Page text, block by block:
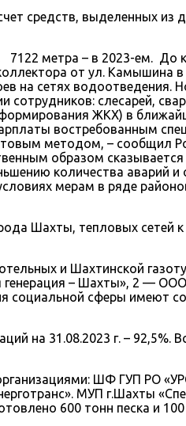
средств, выделенных из
метра – в 2023-ем. До
от ул. Камышина
на сетях водоотведения.
слесарей,
ЖКХ) в
востребованным
методом, – сообщил
образом
количества аварий и
мерам в ряде
Шахты, тепловых сетей
и Шахтинской
– Шахты», 2 —
социальной сферы имеют
на 31.08.2023 г. – 92,5%.
ШФ ГУП РО
МУП г.Шахты
600 тонн песка и